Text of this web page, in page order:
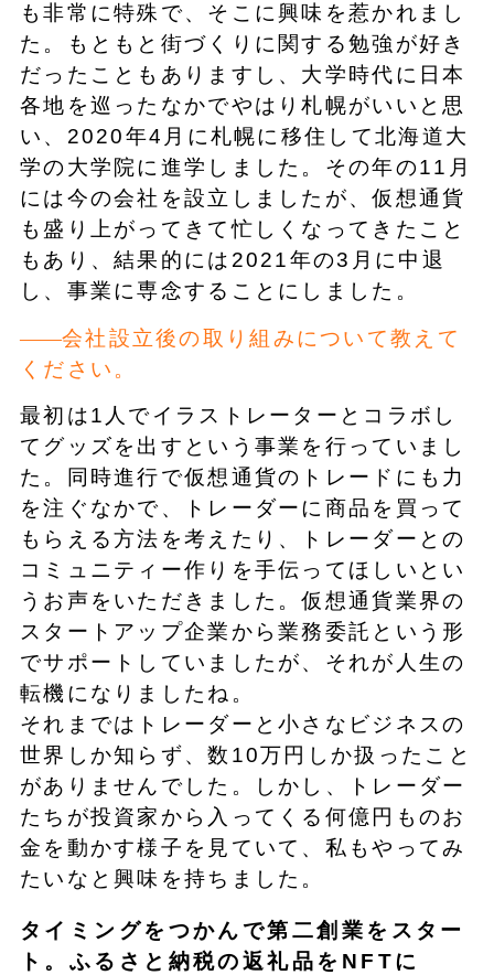
も非常に特殊で、そこに興味を惹かれまし
た。もともと街づくりに関する勉強が好き
だったこともありますし、大学時代に日本
各地を巡ったなかでやはり札幌がいいと思
い、2020年4月に札幌に移住して北海道大
学の大学院に進学しました。その年の11月
には今の会社を設立しましたが、仮想通貨
も盛り上がってきて忙しくなってきたこと
もあり、結果的には2021年の3月に中退
し、事業に専念することにしました。
会社設立後の取り組みについて教えて
ください。
最初は1人でイラストレーターとコラボし
てグッズを出すという事業を行っていまし
た。同時進行で仮想通貨のトレードにも力
を注ぐなかで、トレーダーに商品を買って
もらえる方法を考えたり、トレーダーとの
コミュニティー作りを手伝ってほしいとい
うお声をいただきました。仮想通貨業界の
スタートアップ企業から業務委託という形
でサポートしていましたが、それが人生の
転機になりましたね。
それまではトレーダーと小さなビジネスの
世界しか知らず、数10万円しか扱ったこと
がありませんでした。しかし、トレーダー
たちが投資家から入ってくる何億円ものお
金を動かす様子を見ていて、私もやってみ
たいなと興味を持ちました。
タイミングをつかんで第二創業をスター
ト。ふるさと納税の返礼品をNFTに